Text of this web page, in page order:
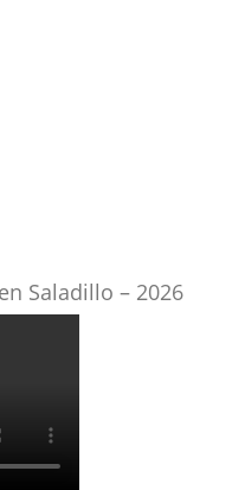
Saladillo – 2026